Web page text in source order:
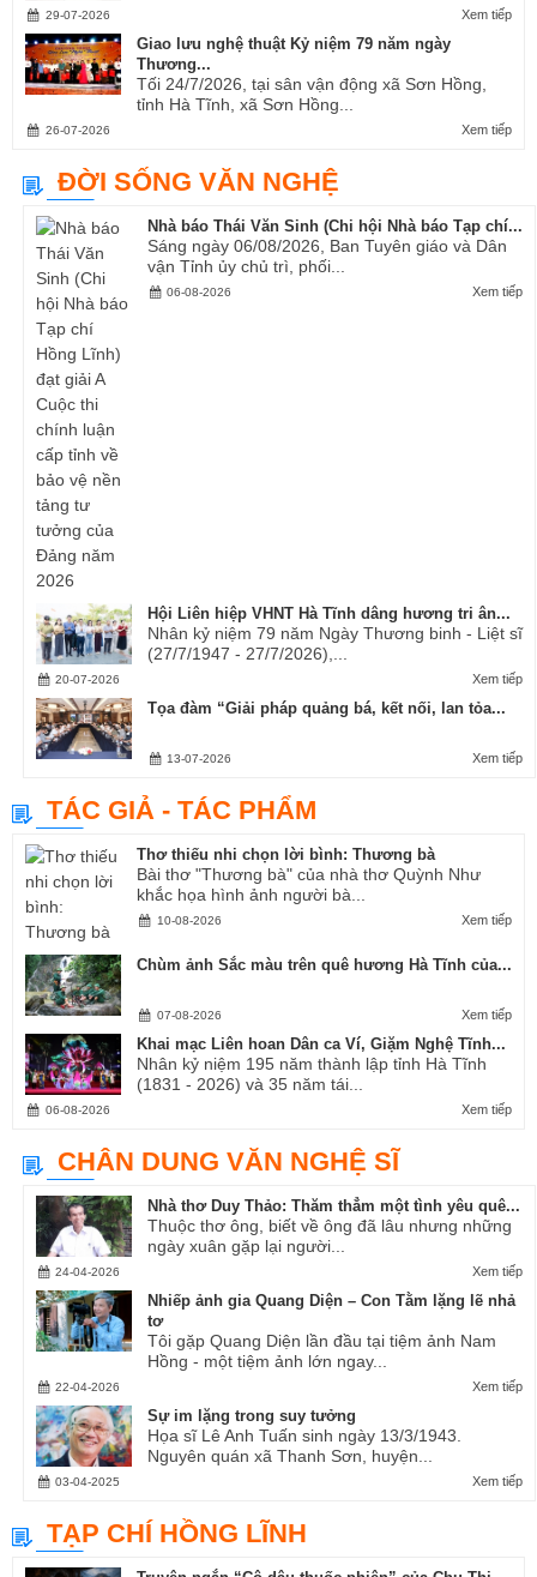
Xem tiếp
29-07-2026
Giao lưu nghệ thuật Kỷ niệm 79 năm ngày
Thương...
Tối 24/7/2026, tại sân vận động xã Sơn Hồng,
tỉnh Hà Tĩnh, xã Sơn Hồng...
Xem tiếp
26-07-2026
ĐỜI SỐNG VĂN NGHỆ
Nhà báo Thái Văn Sinh (Chi hội Nhà báo Tạp chí...
Sáng ngày 06/08/2026, Ban Tuyên giáo và Dân
vận Tỉnh ủy chủ trì, phối...
Xem tiếp
06-08-2026
Hội Liên hiệp VHNT Hà Tĩnh dâng hương tri ân...
Nhân kỷ niệm 79 năm Ngày Thương binh - Liệt sĩ
(27/7/1947 - 27/7/2026),...
Xem tiếp
20-07-2026
Tọa đàm “Giải pháp quảng bá, kết nối, lan tỏa...
Xem tiếp
13-07-2026
TÁC GIẢ - TÁC PHẨM
Thơ thiếu nhi chọn lời bình: Thương bà
Bài thơ "Thương bà" của nhà thơ Quỳnh Như
khắc họa hình ảnh người bà...
Xem tiếp
10-08-2026
Chùm ảnh Sắc màu trên quê hương Hà Tĩnh của...
Xem tiếp
07-08-2026
Khai mạc Liên hoan Dân ca Ví, Giặm Nghệ Tĩnh...
Nhân kỷ niệm 195 năm thành lập tỉnh Hà Tĩnh
(1831 - 2026) và 35 năm tái...
Xem tiếp
06-08-2026
CHÂN DUNG VĂN NGHỆ SĨ
Nhà thơ Duy Thảo: Thăm thẳm một tình yêu quê...
Thuộc thơ ông, biết về ông đã lâu nhưng những
ngày xuân gặp lại người...
Xem tiếp
24-04-2026
Nhiếp ảnh gia Quang Diện – Con Tằm lặng lẽ nhả
tơ
Tôi gặp Quang Diện lần đầu tại tiệm ảnh Nam
Hồng - một tiệm ảnh lớn ngay...
Xem tiếp
22-04-2026
Sự im lặng trong suy tưởng
Họa sĩ Lê Anh Tuấn sinh ngày 13/3/1943.
Nguyên quán xã Thanh Sơn, huyện...
Xem tiếp
03-04-2025
TẠP CHÍ HỒNG LĨNH